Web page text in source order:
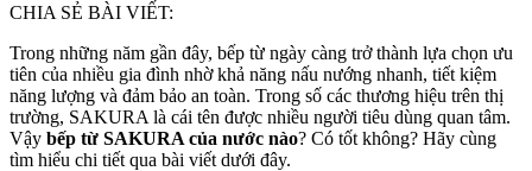
CHIA SẺ BÀI VIẾT:
Trong những năm gần đây, bếp từ ngày càng trở thành lựa chọn ưu
tiên của nhiều gia đình nhờ khả năng nấu nướng nhanh, tiết kiệm
năng lượng và đảm bảo an toàn. Trong số các thương hiệu trên thị
trường, SAKURA là cái tên được nhiều người tiêu dùng quan tâm.
Vậy bếp từ SAKURA của nước nào? Có tốt không? Hãy cùng
tìm hiểu chi tiết qua bài viết dưới đây.